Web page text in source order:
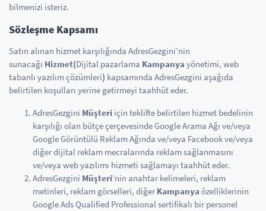
bilmenizi isteriz.
Sözleşme Kapsamı
Satın alınan hizmet karşılığında AdresGezgini’nin
sunacağı Hizmet(Dijital pazarlama Kampanya yönetimi, web
tabanlı yazılım çözümleri) kapsamında AdresGezgini aşağıda
belirtilen koşulları yerine getirmeyi taahhüt eder.
AdresGezgini Müşteri için teklifte belirtilen hizmet bedelinin
karşılığı olan bütçe çerçevesinde Google Arama Ağı ve/veya
Google Görüntülü Reklam Ağında ve/veya Facebook ve/veya
diğer dijital reklam mecralarında reklam sağlanmasını
ve/veya web yazılımı hizmeti sağlamayı taahhüt eder.
AdresGezgini Müşteri’nin anahtar kelimeleri, reklam
metinleri, reklam görselleri, diğer Kampanya özelliklerinin
Google Ads Qualified Professional sertifikalı bir personel